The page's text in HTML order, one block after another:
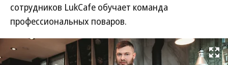
сотрудников LukCafe обучает команда
профессиональных поваров.
Развернуть